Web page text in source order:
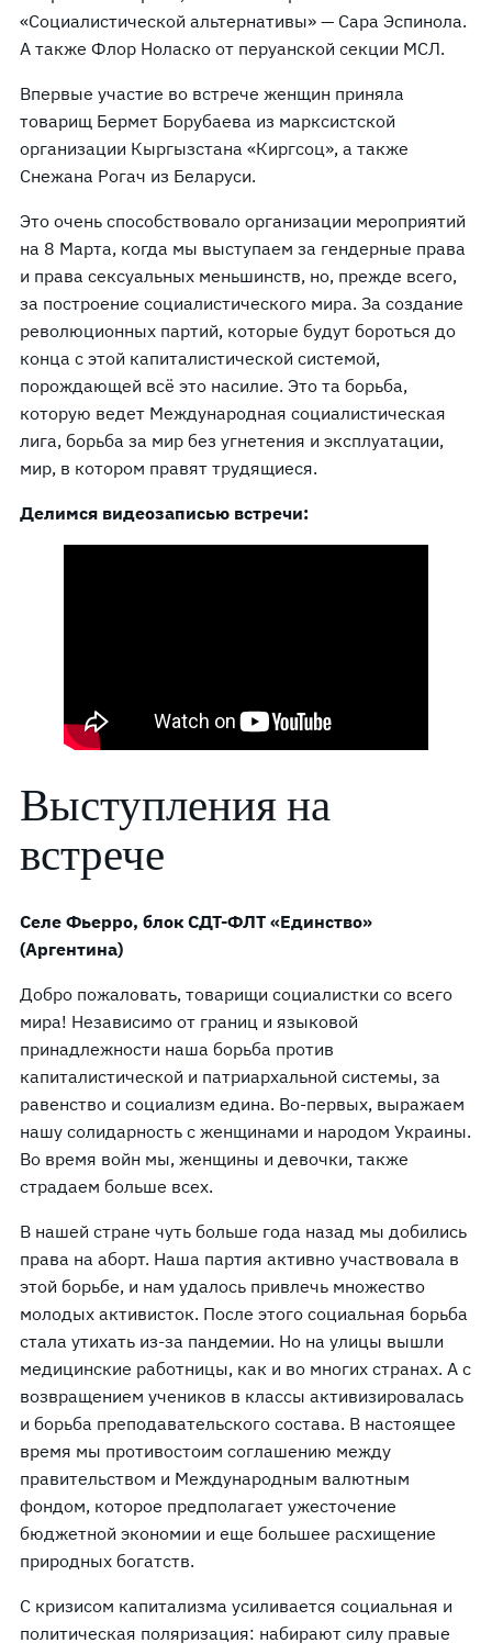
«Социалистической альтернативы» — Сара Эспинола.
А также Флор Ноласко от перуанской секции МСЛ.
Впервые участие во встрече женщин приняла
товарищ Бермет Борубаева из марксистской
организации Кыргызстана «Киргсоц», а также
Снежана Рогач из Беларуси.
Это очень способствовало организации мероприятий
на 8 Марта, когда мы выступаем за гендерные права
и права сексуальных меньшинств, но, прежде всего,
за построение социалистического мира. За создание
революционных партий, которые будут бороться до
конца с этой капиталистической системой,
порождающей всё это насилие. Это та борьба,
которую ведет Международная социалистическая
лига, борьба за мир без угнетения и эксплуатации,
мир, в котором правят трудящиеся.
Делимся видеозаписью встречи:
Выступления на
встрече
Селе Фьерро, блок СДТ-ФЛТ «Единство»
(Аргентина)
Добро пожаловать, товарищи социалистки со всего
мира! Независимо от границ и языковой
принадлежности наша борьба против
капиталистической и патриархальной системы, за
равенство и социализм едина. Во-первых, выражаем
нашу солидарность с женщинами и народом Украины.
Во время войн мы, женщины и девочки, также
страдаем больше всех.
В нашей стране чуть больше года назад мы добились
права на аборт. Наша партия активно участвовала в
этой борьбе, и нам удалось привлечь множество
молодых активисток. После этого социальная борьба
стала утихать из-за пандемии. Но на улицы вышли
медицинские работницы, как и во многих странах. А с
возвращением учеников в классы активизировалась
и борьба преподавательского состава. В настоящее
время мы противостоим соглашению между
правительством и Международным валютным
фондом, которое предполагает ужесточение
бюджетной экономии и еще большее расхищение
природных богатств.
С кризисом капитализма усиливается социальная и
политическая поляризация: набирают силу правые